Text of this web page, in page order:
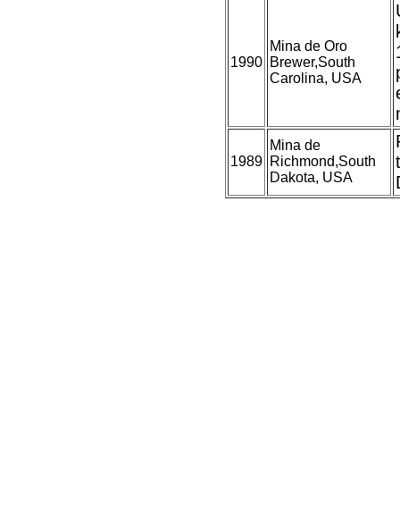
1990
Mina de Oro
Brewer,South
Carolina, USA
1989
Mina de
Richmond,South
Dakota, USA